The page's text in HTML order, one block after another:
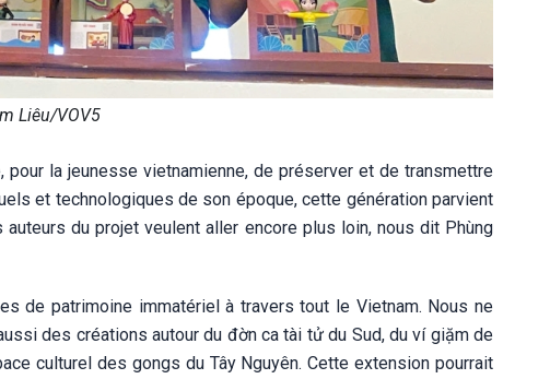
Liêu/VOV5
la jeunesse vietnamienne, de préserver et de transmettre
et technologiques de son époque, cette génération parvient
du projet veulent aller encore plus loin, nous dit Phùng
de patrimoine immatériel à travers tout le Vietnam. Nous ne
des créations autour du đờn ca tài tử du Sud, du ví giặm de
culturel des gongs du Tây Nguyên. Cette extension pourrait